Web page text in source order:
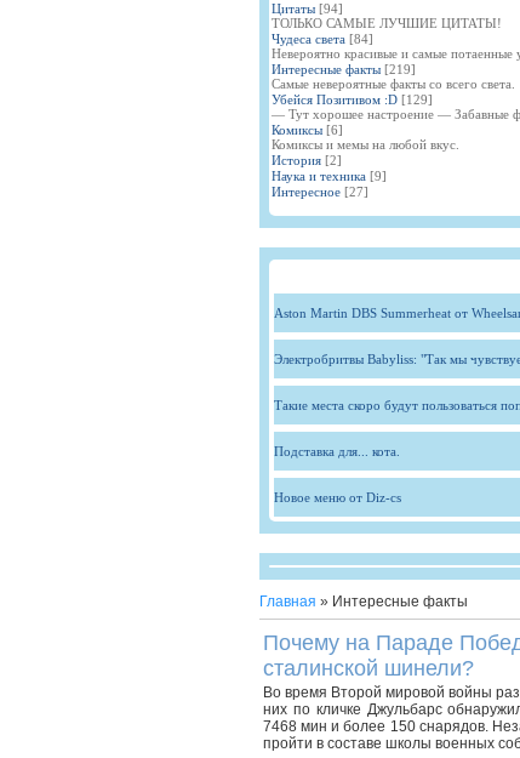
Цитаты [94]
ТОЛЬКО САМЫЕ ЛУЧШИЕ ЦИТАТЫ!
Чудеса света [84]
Невероятно красивые и самые потаенные
Интересные факты [219]
Самые невероятные факты со всего света.
Убейся Позитивом :D [129]
— Тут хорошее настроение — Забавные
Комиксы [6]
Комиксы и мемы на любой вкус.
История [2]
Наука и техника [9]
Интересное [27]
Aston Martin DBS Summerheat от
Электробритвы Babyliss: "Так мы
Такие места скоро будут пользоваться
Подставка для... кота.
Новое меню от Diz-cs
Главная » Интересные факты
Почему на Параде
сталинской шинели?
Во время Второй мировой войны
них по кличке Джульбарс
7468 мин и более 150 снарядов.
пройти в составе школы военных